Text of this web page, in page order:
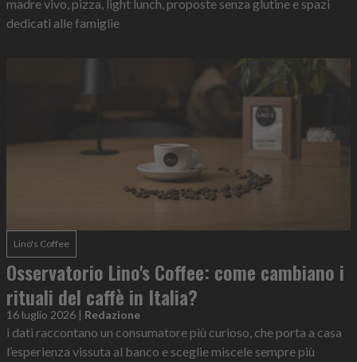
madre vivo, pizza, light lunch, proposte senza glutine e spazi
dedicati alle famiglie
Lino's Coffee
Osservatorio Lino's Coffee: come cambiano i
rituali del caffè in Italia?
16 luglio 2026 | Redazione
i dati raccontano un consumatore più curioso, che porta a casa
l’esperienza vissuta al banco e sceglie miscele sempre più